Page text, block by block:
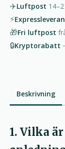
✈️Luftpost
⚡
🎁Fri luftpost
🔒Kryptorabatt
Beskrivning
1. Vilka